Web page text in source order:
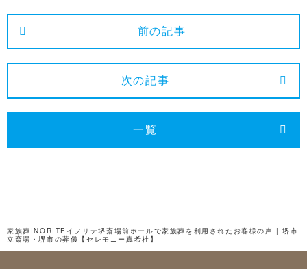
2025年1月
2024年5月
2024年4月
前の記事
次の記事
一覧
家族葬INORITEイノリテ堺斎場前ホールで家族葬を利用されたお客様の声 | 堺市
立斎場・堺市の葬儀【セレモニー真希社】